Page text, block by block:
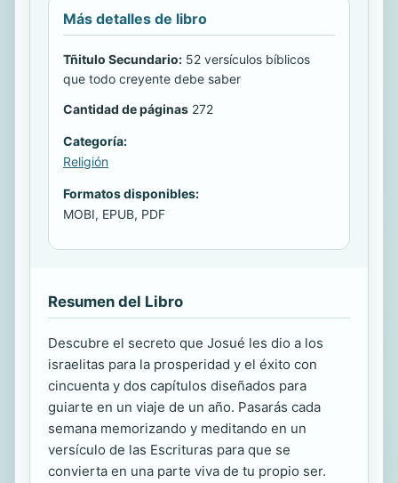
Más detalles de libro
Tñitulo Secundario: 52 versículos bíblicos
que todo creyente debe saber
Cantidad de páginas 272
Categoría:
Religión
Formatos disponibles:
MOBI, EPUB, PDF
Resumen del Libro
Descubre el secreto que Josué les dio a los
israelitas para la prosperidad y el éxito con
cincuenta y dos capítulos diseñados para
guiarte en un viaje de un año. Pasarás cada
semana memorizando y meditando en un
versículo de las Escrituras para que se
convierta en una parte viva de tu propio ser.